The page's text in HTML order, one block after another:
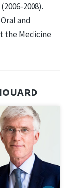
2008).
and
the Medicine